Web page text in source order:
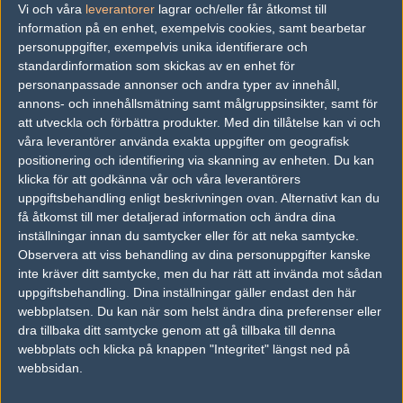
Vi och våra leverantorer lagrar och/eller får åtkomst till
information på en enhet, exempelvis cookies, samt bearbetar
personuppgifter, exempelvis unika identifierare och
standardinformation som skickas av en enhet för
personanpassade annonser och andra typer av innehåll,
annons- och innehållsmätning samt målgruppsinsikter, samt för
att utveckla och förbättra produkter. Med din tillåtelse kan vi och
våra leverantörer använda exakta uppgifter om geografisk
positionering och identifiering via skanning av enheten. Du kan
klicka för att godkänna vår och våra leverantörers
uppgiftsbehandling enligt beskrivningen ovan. Alternativt kan du
få åtkomst till mer detaljerad information och ändra dina
inställningar innan du samtycker eller för att neka samtycke.
Observera att viss behandling av dina personuppgifter kanske
inte kräver ditt samtycke, men du har rätt att invända mot sådan
uppgiftsbehandling. Dina inställningar gäller endast den här
webbplatsen. Du kan när som helst ändra dina preferenser eller
dra tillbaka ditt samtycke genom att gå tillbaka till denna
webbplats och klicka på knappen "Integritet" längst ned på
webbsidan.
27 Copenhagen Flames4
5%
17 14
HAVU Gaming
19
24
MAR
HAVU Gaming 45% 10 8
0
MAD Lions55% 16 16 2
22
MAR
HAVU Gaming5
3%
14 16
c0ntact Gaming
47%
16 5 12 1
13
MAR
MAD Lions50% 13 16 10
HAVU Gaming5
0%
16 12 16 2
07
NOV
CR4ZY
HAVU Gaming50%